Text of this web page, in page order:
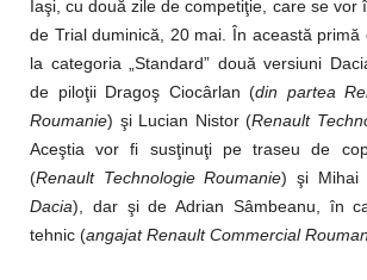
Iaşi, cu două zile de competiţie, care se vor
de Trial duminică, 20 mai. În această primă
la categoria „Standard” două versiuni
de piloţii Dragoş Ciocârlan (din partea
Roumanie) şi Lucian Nistor (Renault
Aceştia vor fi susţinuţi pe traseu de
(Renault Technologie Roumanie) şi Mihai
Dacia), dar şi de Adrian Sâmbeanu, în
tehnic (angajat Renault Commercial